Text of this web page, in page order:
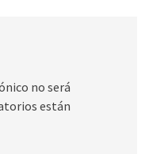
no será
están